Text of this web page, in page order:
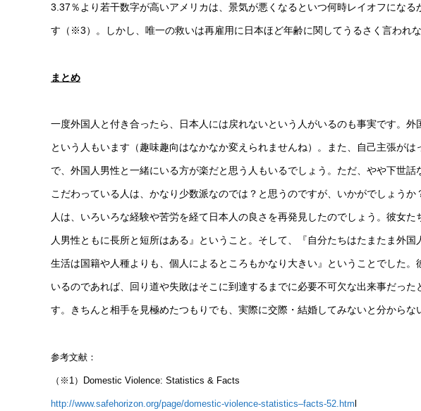
3.37％より若干数字が高いアメリカは、景気が悪くなるといつ何時レイオフにな
す（※3）。しかし、唯一の救いは再雇用に日本ほど年齢に関してうるさく言われな
まとめ
一度外国人と付き合ったら、日本人には戻れないという人がいるのも事実です。
という人もいます（趣味趣向はなかなか変えられませんね）。また、自己主張が
で、外国人男性と一緒にいる方が楽だと思う人もいるでしょう。ただ、やや下世
こだわっている人は、かなり少数派なのでは？と思うのですが、いかがでしょう
人は、いろいろな経験や苦労を経て日本人の良さを再発見したのでしょう。彼女
人男性ともに長所と短所はある』ということ。そして、『自分たちはたまたま外
生活は国籍や人種よりも、個人によるところもかなり大きい』ということでした
いるのであれば、回り道や失敗はそこに到達するまでに必要不可欠な出来事だっ
す。きちんと相手を見極めたつもりでも、実際に交際・結婚してみないと分からな
参考文献：
（※1）Domestic Violence: Statistics & Facts
http://www.safehorizon.org/page/domestic-violence-statistics–facts-52.html